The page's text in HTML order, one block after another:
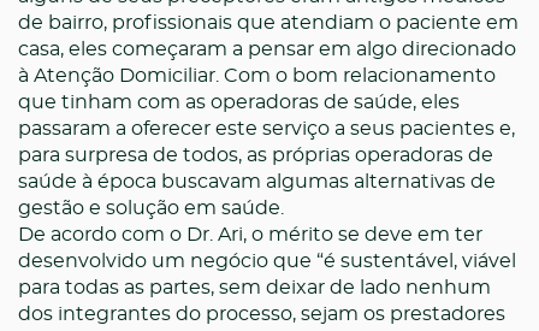
de bairro, profissionais que atendiam o paciente em
casa, eles começaram a pensar em algo direcionado
à Atenção Domiciliar. Com o bom relacionamento
que tinham com as operadoras de saúde, eles
passaram a oferecer este serviço a seus pacientes e,
para surpresa de todos, as próprias operadoras de
saúde à época buscavam algumas alternativas de
gestão e solução em saúde.
De acordo com o Dr. Ari, o mérito se deve em ter
desenvolvido um negócio que “é sustentável, viável
para todas as partes, sem deixar de lado nenhum
dos integrantes do processo, sejam os prestadores